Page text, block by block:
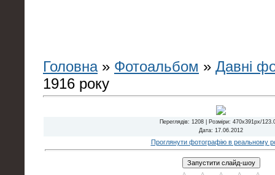
Головна» Фотоальбом » Давні
1916 року
Переглядів: 1208 | Розміри: 470x391px/
Дата: 17.06.2012
Проглянути фотографію в реальному